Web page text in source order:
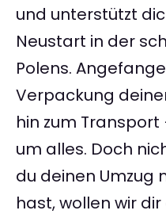
und unterstützt
Neustart in der
Polens.
Verpackung
hin zum
um alles. Doch
du deinen Umzug
hast, wollen wir